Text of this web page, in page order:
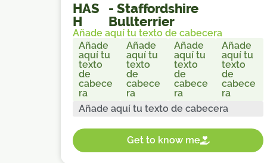
HAS
H
- Staffordshire
Bullterrier
Añade aquí tu texto de cabecera
Añade
aquí tu
texto
de
cabece
ra
Añade
aquí tu
texto
de
cabece
ra
Añade
aquí tu
texto
de
cabece
ra
Añade
aquí tu
texto
de
cabece
ra
Añade aquí tu texto de cabecera
Get to know me